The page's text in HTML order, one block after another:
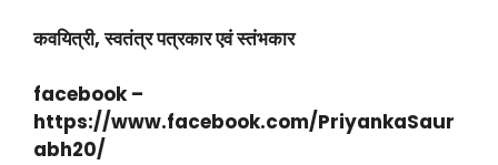
कवयित्री, स्वतंत्र पत्रकार एवं स्तंभकार
facebook –
https://www.facebook.com/PriyankaSaur
abh20/